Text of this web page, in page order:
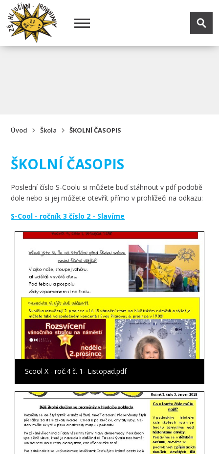
Úvod Škola ŠKOLNÍ ČASOPIS
ŠKOLNÍ ČASOPIS
Poslední číslo S-Coolu si můžete buď stáhnout v pdf podobě
dole nebo si jej můžete otevřít přímo v prohlížeči na odkazu:
S-Cool - ročník 3 číslo 2 - Slavíme
Scool X - roč.4 č. 1- Listopad.pdf